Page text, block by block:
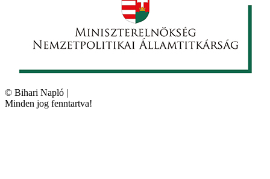
© Bihari Napló |
Minden jog fenntartva!